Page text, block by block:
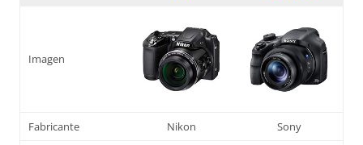
Imagen
Fabricante Nikon Sony